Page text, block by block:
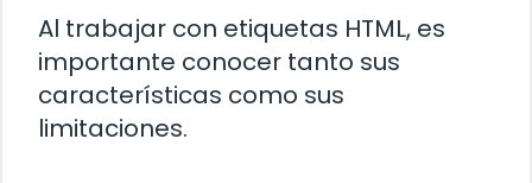
Al trabajar con etiquetas HTML, es
importante conocer tanto sus
características como sus
limitaciones.